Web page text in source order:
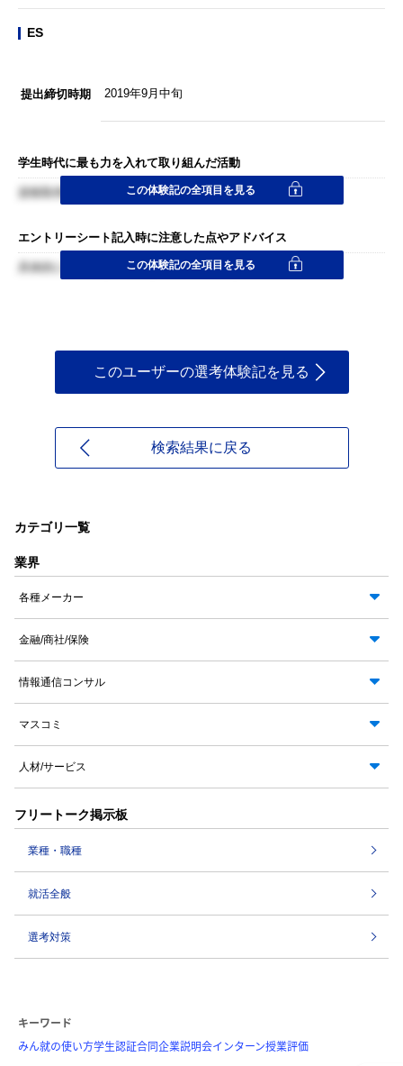
ES
提出締切時期 2019年9月中旬
学生時代に最も力を入れて取り組んだ活動
資格取得について この体験記の全項目を見る
エントリーシート記入時に注意した点やアドバイス
具体的に書くこと、目的を明確にすること。
この体験記の全項目を見る
このユーザーの選考体験記を見る
検索結果に戻る
カテゴリ一覧
業界
各種メーカー
金融/商社/保険
情報通信コンサル
マスコミ
人材/サービス
フリートーク掲示板
業種・職種
就活全般
選考対策
キーワード
みん就の使い方学生認証合同企業説明会インターン授業評価